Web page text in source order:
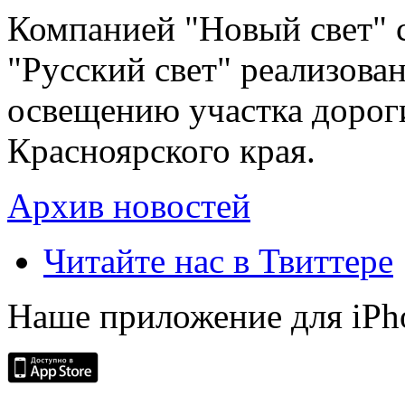
Компанией "Новый свет"
"Русский свет"
освещению участка
Красноярского края.
Архив новостей
Читайте нас в Твиттере
Наше приложение для